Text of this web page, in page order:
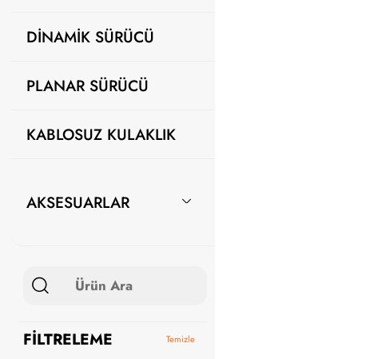
DİNAMİK SÜRÜCÜ
PLANAR SÜRÜCÜ
KABLOSUZ KULAKLIK
AKSESUARLAR
FİLTRELEME Temizle